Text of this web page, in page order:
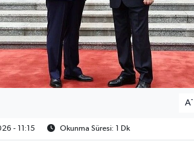
A-
- 11:15 Okunma Süresi: 1 Dk